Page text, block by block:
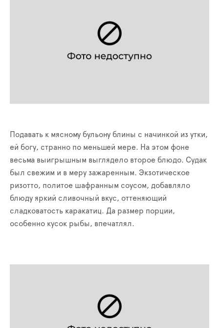
Подавать к мясному бульону блины с начинкой из утки,
ей богу, странно по меньшей мере. На этом фоне
весьма выигрышным выглядело второе блюдо. Судак
был свежим и в меру зажаренным. Экзотическое
ризотто, политое шафранным соусом, добавляло
блюду яркий сливочный вкус, оттеняющий
сладковатость каракатиц. Да размер порции,
особенно кусок рыбы, впечатлял.